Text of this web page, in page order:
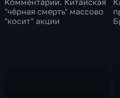
Комментарии. Китайская
"чёрная смерть" массово
"косит" акции